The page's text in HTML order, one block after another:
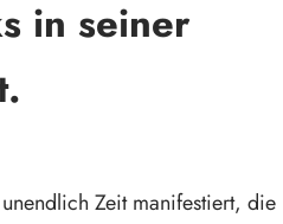
in seiner
Zeit manifestiert, die